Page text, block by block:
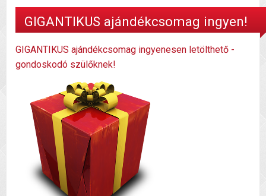
GIGANTIKUS ajándékcsomag ingyen!
GIGANTIKUS ajándékcsomag ingyenesen letölthető -
gondoskodó szülőknek!